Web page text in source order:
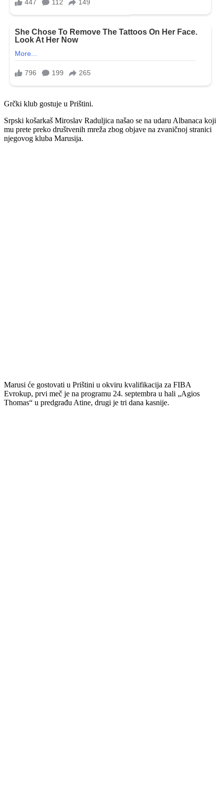
Grčki klub gostuje u Prištini.
Srpski košarkaš Miroslav Raduljica našao se na udaru Albanaca koji
mu prete preko društvenih mreža zbog objave na zvaničnoj stranici
njegovog kluba Marusija.
Marusi će gostovati u Prištini u okviru kvalifikacija za FIBA
Evrokup, prvi meč je na programu 24. septembra u hali „Agios
Thomas“ u predgrađu Atine, drugi je tri dana kasnije.